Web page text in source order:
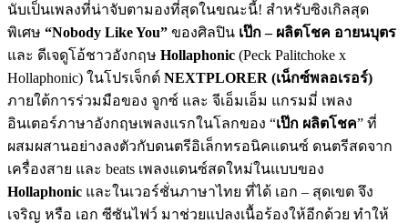
นับเป็นเพลงที่น่าจับตามองที่สุดในขณะนี้! สำหรับซิงเกิลสุด
พิเศษ “Nobody Like You” ของศิลปิน เป๊ก – ผลิตโชค อายนบุตร
และ ดีเจดูโอ้ชาวอังกฤษ Hollaphonic (Peck Palitchoke x
Hollaphonic) ในโปรเจ็กต์ NEXTPLORER (เน็กซ์พลอเรอร์)
ภายใต้การร่วมมือของ จูกซ์ และ จีเอ็มเอ็ม แกรมมี่ เพลง
อินเตอร์ภาษาอังกฤษเพลงแรกในโลกของ “เป๊ก ผลิตโชค” ที่
ผสมผสานอย่างลงตัวกับดนตรีอิเล็กทรอนิคแดนซ์ ดนตรีสดจาก
เครื่องสาย และ beats เพลงแดนซ์สดใหม่ในแบบของ
Hollaphonic และในเวอร์ชั่นภาษาไทย ที่ได้ เอก – สุดเขต จึง
เจริญ หรือ เอก ซีซันไฟว์ มาช่วยแปลงเนื้อร้องให้อีกด้วย ทำให้